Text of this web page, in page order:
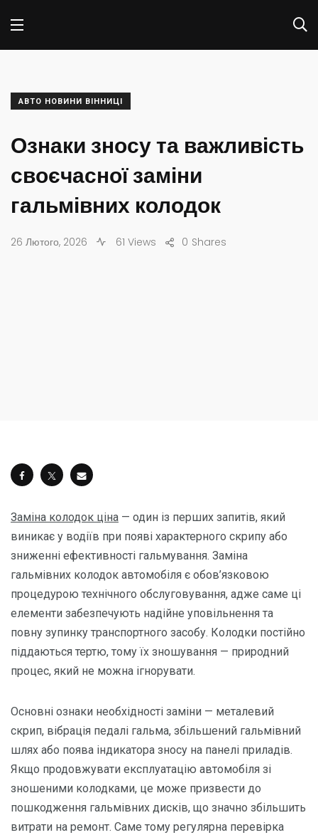
АВТО НОВИНИ ВІННИЦІ
Ознаки зносу та важливість
своєчасної заміни
гальмівних колодок
26 Лютого, 2026 61 Views Shares
0
Заміна колодок ціна — один із перших запитів, який
виникає у водіїв при появі характерного скрипу або
зниженні ефективності гальмування. Заміна
гальмівних колодок автомобіля є обов’язковою
процедурою технічного обслуговування, адже саме ці
елементи забезпечують надійне уповільнення та
повну зупинку транспортного засобу. Колодки постійно
піддаються тертю, тому їх зношування — природний
процес, який не можна ігнорувати.
Основні ознаки необхідності заміни — металевий
скрип, вібрація педалі гальма, збільшений гальмівний
шлях або поява індикатора зносу на панелі приладів.
Якщо продовжувати експлуатацію автомобіля зі
зношеними колодками, це може призвести до
пошкодження гальмівних дисків, що значно збільшить
витрати на ремонт. Саме тому регулярна перевірка